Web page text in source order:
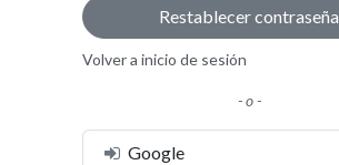
Restablecer contraseña
Volver a inicio de sesión
- o -
Google